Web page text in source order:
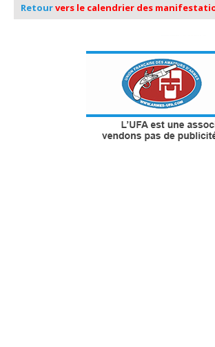
Retourvers le calendrier des